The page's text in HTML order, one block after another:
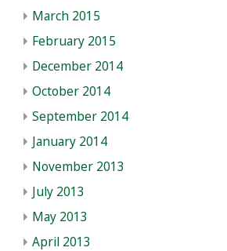
March 2015
February 2015
December 2014
October 2014
September 2014
January 2014
November 2013
July 2013
May 2013
April 2013